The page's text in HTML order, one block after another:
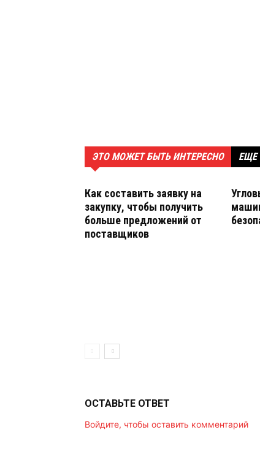
ЭТО МОЖЕТ БЫТЬ ИНТЕРЕСНО ЕЩЕ
Как составить заявку на
закупку, чтобы получить
больше предложений от
поставщиков
ОСТАВЬТЕ ОТВЕТ
Войдите, чтобы оставить комментарий